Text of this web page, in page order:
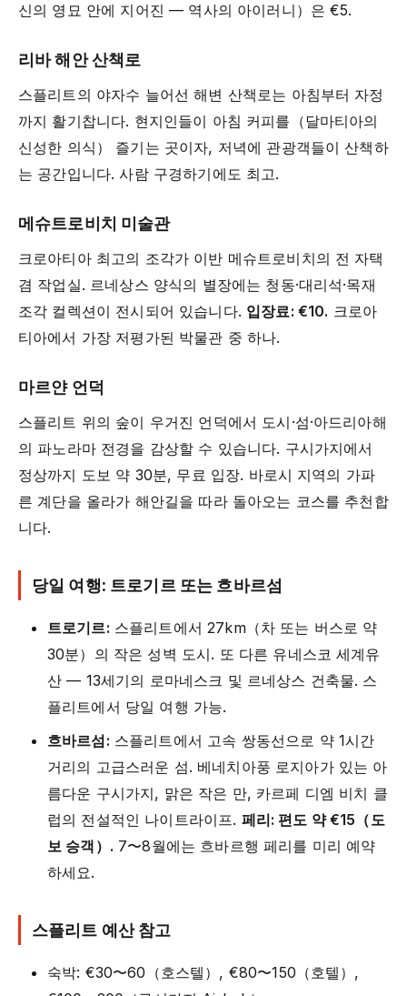
신의 영묘 안에 지어진 — 역사의 아이러니）은 €5.
리바 해안 산책로
스플리트의 야자수 늘어선 해변 산책로는 아침부터 자정
까지 활기찹니다. 현지인들이 아침 커피를（달마티아의
신성한 의식） 즐기는 곳이자, 저녁에 관광객들이 산책하
는 공간입니다. 사람 구경하기에도 최고.
메슈트로비치 미술관
크로아티아 최고의 조각가 이반 메슈트로비치의 전 자택
겸 작업실. 르네상스 양식의 별장에는 청동·대리석·목재
조각 컬렉션이 전시되어 있습니다. 입장료: €10. 크로아
티아에서 가장 저평가된 박물관 중 하나.
마르얀 언덕
스플리트 위의 숲이 우거진 언덕에서 도시·섬·아드리아해
의 파노라마 전경을 감상할 수 있습니다. 구시가지에서
정상까지 도보 약 30분, 무료 입장. 바로시 지역의 가파
른 계단을 올라가 해안길을 따라 돌아오는 코스를 추천합
니다.
당일 여행: 트로기르 또는 흐바르섬
트로기르: 스플리트에서 27km（차 또는 버스로 약
30분）의 작은 성벽 도시. 또 다른 유네스코 세계유
산 — 13세기의 로마네스크 및 르네상스 건축물. 스
플리트에서 당일 여행 가능.
흐바르섬: 스플리트에서 고속 쌍동선으로 약 1시간
거리의 고급스러운 섬. 베네치아풍 로지아가 있는 아
름다운 구시가지, 맑은 작은 만, 카르페 디엠 비치 클
럽의 전설적인 나이트라이프. 페리: 편도 약 €15（도
보 승객）. 7〜8월에는 흐바르행 페리를 미리 예약
하세요.
스플리트 예산 참고
숙박: €30〜60（호스텔）, €80〜150（호텔）,